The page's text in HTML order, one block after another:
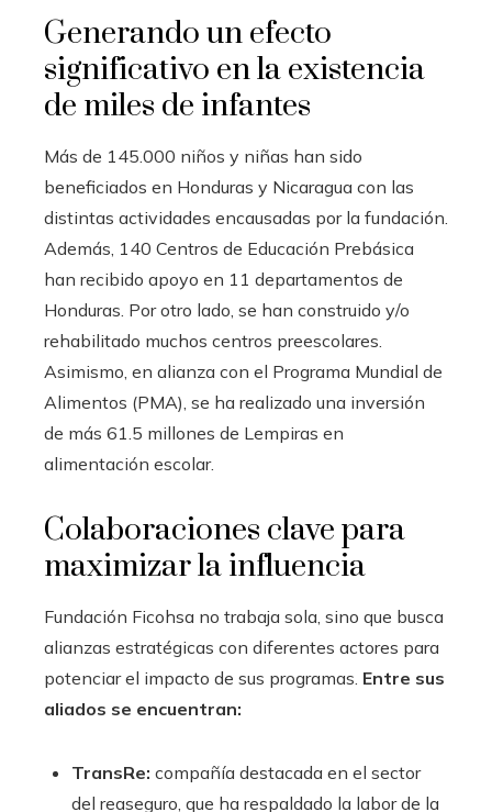
Generando un efecto
significativo en la existencia
de miles de infantes
Más de 145.000 niños y niñas han sido
beneficiados en Honduras y Nicaragua con las
distintas actividades encausadas por la fundación.
Además, 140 Centros de Educación Prebásica
han recibido apoyo en 11 departamentos de
Honduras. Por otro lado, se han construido y/o
rehabilitado muchos centros preescolares.
Asimismo, en alianza con el Programa Mundial de
Alimentos (PMA), se ha realizado una inversión
de más 61.5 millones de Lempiras en
alimentación escolar.
Colaboraciones clave para
maximizar la influencia
Fundación Ficohsa no trabaja sola, sino que busca
alianzas estratégicas con diferentes actores para
potenciar el impacto de sus programas. Entre sus
aliados se encuentran:
TransRe: compañía destacada en el sector
del reaseguro, que ha respaldado la labor de la